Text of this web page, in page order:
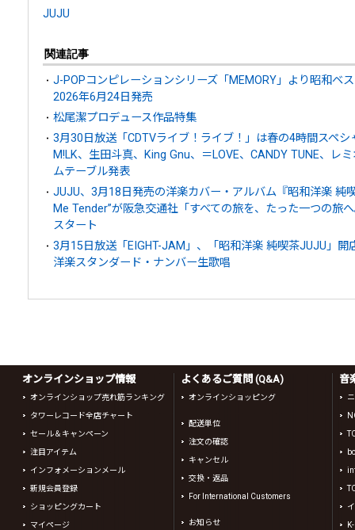
JUJU
関連記事
J-POPコンピレーションシリーズ「MEMORY」より昭和ベ
2026年6月24日発売
松尾潔プロデュース作品特集
3月30日放送「CDTVライブ！ライブ！」は春の4時間スペ
M!LK、生田斗真、King Gnu、＝LOVE、CANDY TUNE、レ
ムテーブル発表
JUJU、3月18日発売の洋楽カバー・アルバム『昭和洋楽 純
Me Tender”が阪急交通社「すべての旅を、たった一つの旅
スタート
3月15日放送「EIGHT-JAM」、「昭和洋楽 純喫茶JUJU」開
洋楽スタンダード・ナンバー生歌唱
オンラインショップ情報
オンラインショップ売れ筋ランキング
タワーレコード全店チャート
セール＆キャンペーン
注目アイテム
インフォメーションメール
新規会員登録
ショッピングカート
マイページ
よくあるご質問 (Q&A)
オンラインショッピング
配送単位
注文の確認
キャンセル
交換・返品
For International Customers
お知らせ
音